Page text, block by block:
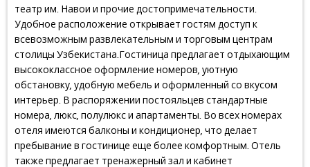
театр им. Навои и прочие достопримечательности.
Удобное расположение открывает гостям доступ к
всевозможным развлекательным и торговым центрам
столицы Узбекистана.Гостиница предлагает отдыхающим
высококлассное оформление номеров, уютную
обстановку, удобную мебель и оформленный со вкусом
интерьер. В распоряжении постояльцев стандартные
номера, люкс, полулюкс и апартаменты. Во всех номерах
отеля имеются балконы и кондиционер, что делает
пребывание в гостинице еще более комфортным. Отель
также предлагает тренажерный зал и кабинет